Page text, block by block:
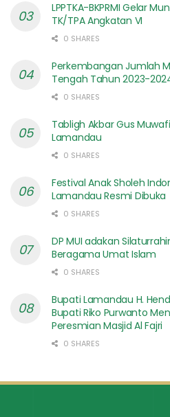
LPPTKA-BKPRMI Gelar
TK/TPA Angkatan VI
0 SHARES
Perkembangan Jumlah
Tengah Tahun 2023-
0 SHARES
Tabligh Akbar Gus
Lamandau
0 SHARES
Festival Anak Sholeh
Lamandau Resmi Dibuka
0 SHARES
DP MUI adakan
Beragama Umat Islam
0 SHARES
Bupati Lamandau H.
Bupati Riko Purwanto
Peresmian Masjid Al Fajri
0 SHARES